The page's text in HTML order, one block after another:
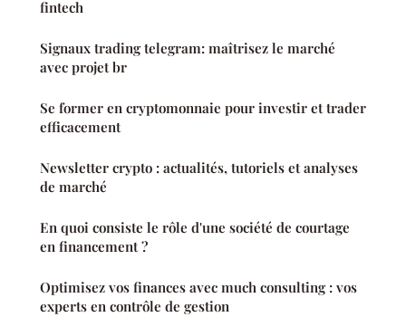
fintech
Signaux trading telegram: maîtrisez le marché
avec projet br
Se former en cryptomonnaie pour investir et trader
efficacement
Newsletter crypto : actualités, tutoriels et analyses
de marché
En quoi consiste le rôle d'une société de courtage
en financement ?
Optimisez vos finances avec much consulting : vos
experts en contrôle de gestion